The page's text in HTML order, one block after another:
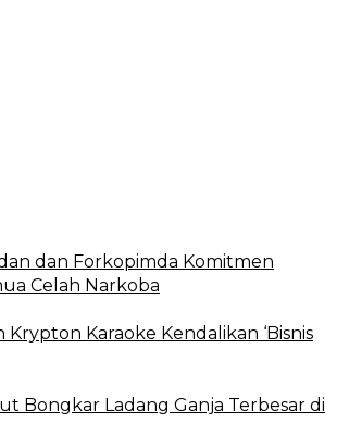
dan Forkopimda Komitmen
Celah Narkoba
Krypton Karaoke Kendalikan ‘Bisnis
Bongkar Ladang Ganja Terbesar di